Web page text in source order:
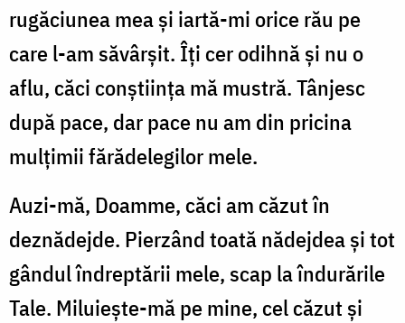
rugăciunea mea şi iartă-mi orice rău pe
care l-am săvârşit. Îţi cer odihnă şi nu o
aflu, căci conştiinţa mă mustră. Tânjesc
după pace, dar pace nu am din pricina
mulţimii fărădelegilor mele.
Auzi-mă, Doamme, căci am căzut în
deznădejde. Pierzând toată nădejdea şi tot
gândul îndreptării mele, scap la îndurările
Tale. Miluieşte-mă pe mine, cel căzut şi